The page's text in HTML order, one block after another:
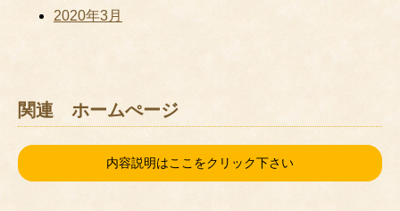
2020年3月
関連 ホームぺージ
内容説明はここをクリック下さい